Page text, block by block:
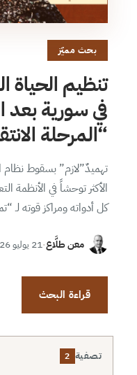
بحث مميّز
تنظيم الحياة
في سورية بعد
“المرحلة
تهميدٌ”لازم” بسقوط نظام
الأكثر توحشاً في الأنظمة
كل أدواته ومراكز قوته
معن طلَّاع·21 يوليو 2026
قراءة البحث
تصفية 2